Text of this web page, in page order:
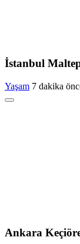
İstanbul
Yaşam 7 dakika
Ankara